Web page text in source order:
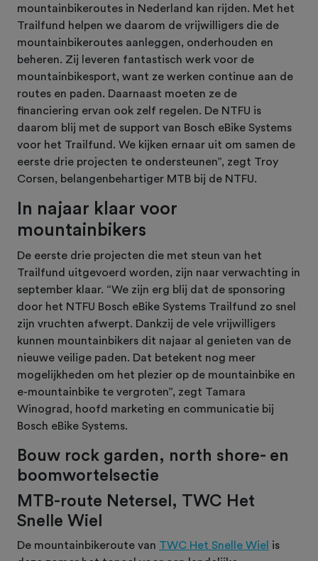
mountainbikeroutes in Nederland kan rijden. Met het
Trailfund helpen we daarom de vrijwilligers die de
mountainbikeroutes aanleggen, onderhouden en
beheren. Zij leveren fantastisch werk voor de
mountainbikesport, want ze werken continue aan de
routes en paden. Daarnaast moeten ze de
financiering ervan ook zelf regelen. De NTFU is
daarom blij met de support van Bosch eBike Systems
voor het Trailfund. We kijken ernaar uit om samen de
eerste drie projecten te ondersteunen”, zegt Troy
Corsen, belangenbehartiger MTB bij de NTFU.
In najaar klaar voor
mountainbikers
De eerste drie projecten die met steun van het
Trailfund uitgevoerd worden, zijn naar verwachting in
september klaar. “We zijn erg blij dat de sponsoring
door het NTFU Bosch eBike Systems Trailfund zo snel
zijn vruchten afwerpt. Dankzij de vele vrijwilligers
kunnen mountainbikers dit najaar al genieten van de
nieuwe veilige paden. Dat betekent nog meer
mogelijkheden om het plezier op de mountainbike en
e-mountainbike te vergroten”, zegt Tamara
Winograd, hoofd marketing en communicatie bij
Bosch eBike Systems.
Bouw rock garden, north shore- en
boomwortelsectie
MTB-route Netersel, TWC Het
Snelle Wiel
De mountainbikeroute van TWC Het Snelle Wiel is